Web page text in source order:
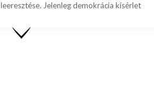
leeresztése. Jelenleg demokrácia kísérlet